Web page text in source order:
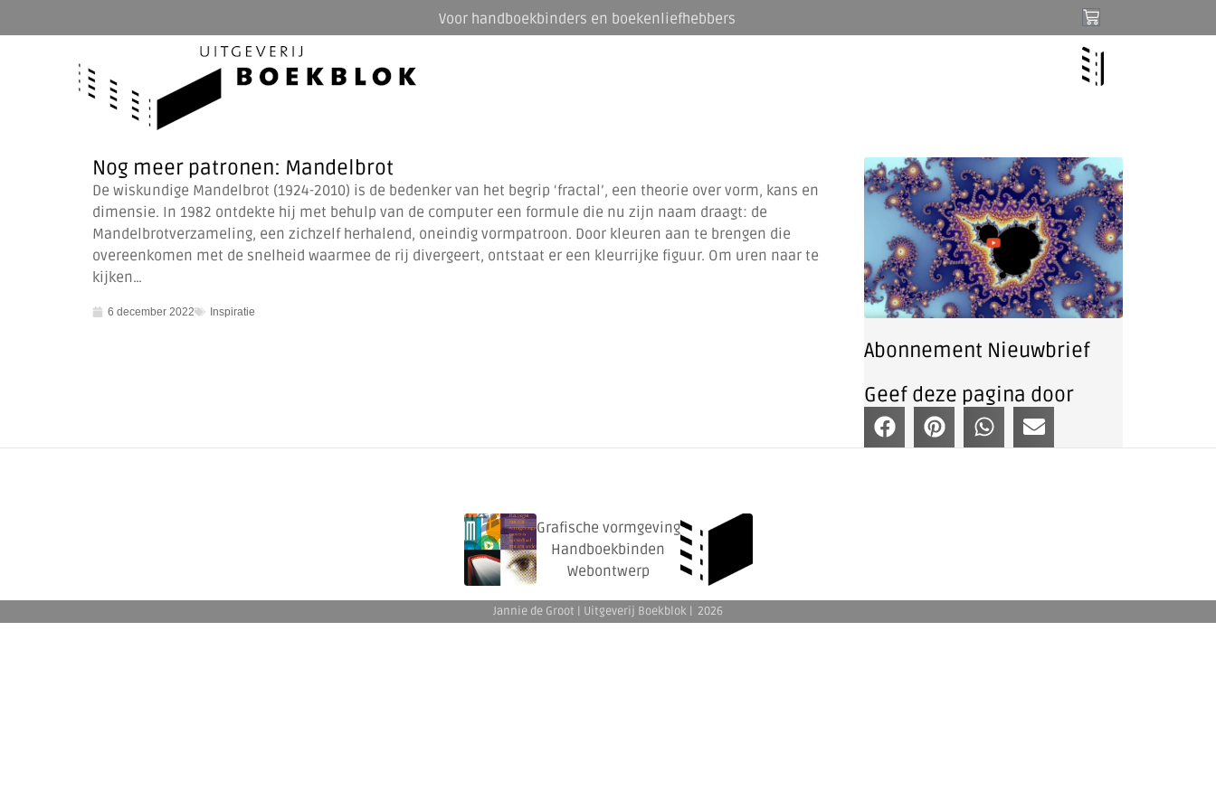
Voor handboekbinders en boekenliefhebbers
Nog meer patronen: Mandelbrot
De wiskundige Mandelbrot (1924-2010) is de bedenker van het begrip ‘fractal’, een theorie over vorm, kans en
dimensie. In 1982 ontdekte hij met behulp van de computer een formule die nu zijn naam draagt: de
Mandelbrotverzameling, een zichzelf herhalend, oneindig vormpatroon. Door kleuren aan te brengen die
overeenkomen met de snelheid waarmee de rij divergeert, ontstaat er een kleurrijke figuur. Om uren naar te
kijken…
6 december 2022 Inspiratie
Abonnement Nieuwbrief
Geef deze pagina door
Grafische vormgeving
Handboekbinden
Webontwerp
Jannie de Groot | Uitgeverij Boekblok | 2026